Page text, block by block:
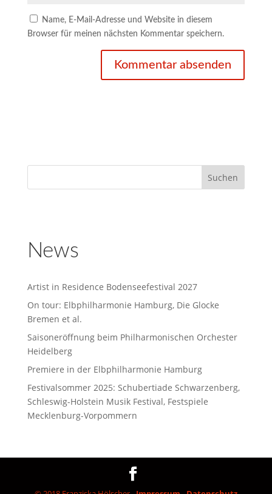
Name, E-Mail-Adresse und Website in diesem
Browser für meinen nächsten Kommentar speichern.
News
Artist in Residence Bodenseefestival 2027
On tour: Elbphilharmonie Hamburg, Die Glocke
Bremen et al.
Saisoneröffnung beim Philharmonischen Orchester
Heidelberg
Premiere in der Elbphilharmonie Hamburg
Festivalsommer 2025: Schubertiade Schwarzenberg,
Schleswig-Holstein Musik Festival, Festspiele
Mecklenburg-Vorpommern